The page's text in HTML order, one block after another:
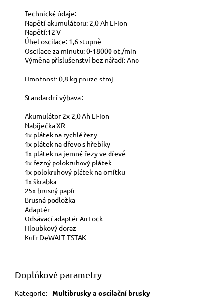
Technické údaje:
Napětí akumulátoru: 2,0 Ah Li-Ion
Napětí:12 V
Úhel oscilace: 1,6 stupně
Oscilace za minutu: 0-18000 ot./min
Výměna příslušenství bez nářadí: Ano
Hmotnost: 0,8 kg pouze stroj
Standardní výbava :
Akumulátor 2x 2,0 Ah Li-Ion
Nabíječka XR
1x plátek na rychlé řezy
1x plátek na dřevo s hřebíky
1x plátek na jemné řezy ve dřevě
1x řezný polokruhový plátek
1x polokruhový plátek na omítku
1x škrabka
25x brusný papír
Brusná podložka
Adaptér
Odsávací adaptér AirLock
Hloubkový doraz
Kufr DeWALT TSTAK
Doplňkové parametry
Kategorie:
Multibrusky a oscilační brusky